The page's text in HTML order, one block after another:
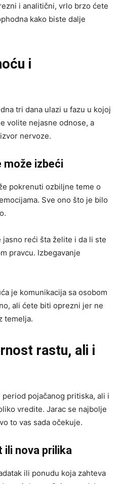
i analitični, vrlo brzo ćete
kako biste dalje
i
tri dana ulazi u fazu u kojoj
volite nejasne odnose, a
nervoze.
može izbeći
pokrenuti ozbiljne teme o
Sve ono što je bilo
reći šta želite i da li ste
pravcu. Izbegavanje
je komunikacija sa osobom
ali ćete biti oprezni jer ne
temelja.
rastu, ali i
pojačanog pritiska, ali i
vredite. Jarac se najbolje
to vas sada očekuje.
nova prilika
ili ponudu koja zahteva